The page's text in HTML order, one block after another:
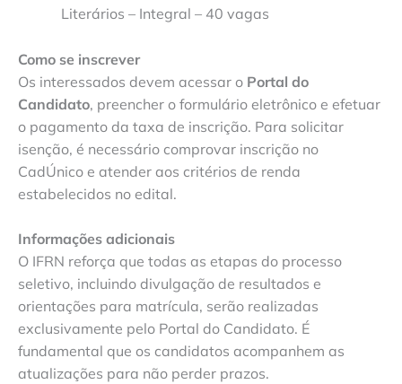
Literários – Integral – 40 vagas
Como se inscrever
Os interessados devem acessar o Portal do
Candidato, preencher o formulário eletrônico e efetuar
o pagamento da taxa de inscrição. Para solicitar
isenção, é necessário comprovar inscrição no
CadÚnico e atender aos critérios de renda
estabelecidos no edital.
Informações adicionais
O IFRN reforça que todas as etapas do processo
seletivo, incluindo divulgação de resultados e
orientações para matrícula, serão realizadas
exclusivamente pelo Portal do Candidato. É
fundamental que os candidatos acompanhem as
atualizações para não perder prazos.